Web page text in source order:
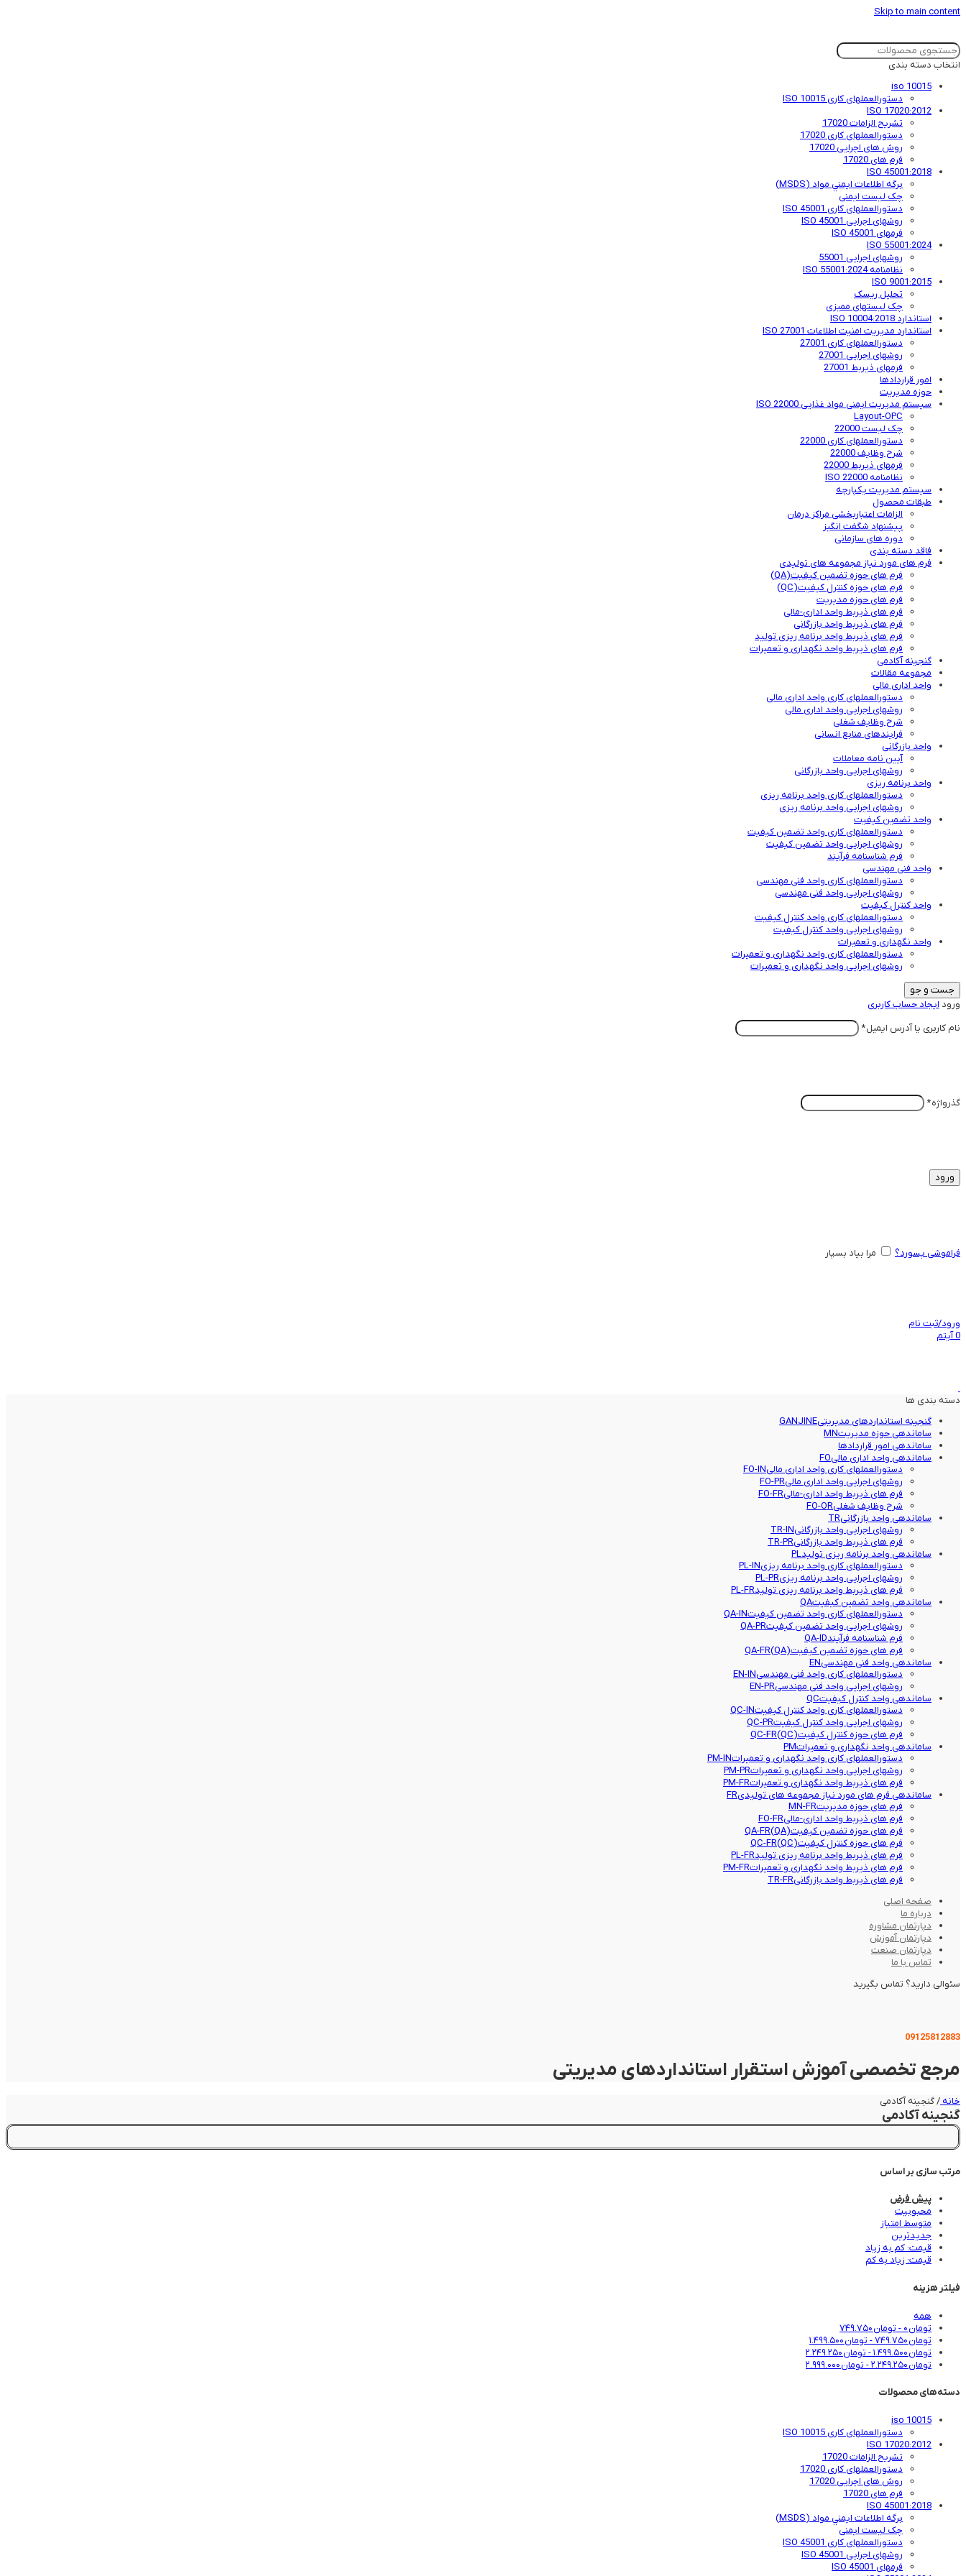
Skip to main content
انتخاب دسته بندی
iso 10015
دستورالعملهای کاری ISO 10015
ISO 17020:2012
تشریح الزامات 17020
دستورالعملهای کاری 17020
روش های اجرایی 17020
فرم های 17020
ISO 45001:2018
برگه اطلاعات ايمني مواد (MSDS)
چک لیست ایمنی
دستورالعملهای کاری ISO 45001
روشهای اجرایی ISO 45001
فرمهای ISO 45001
ISO 55001:2024
روشهای اجرایی 55001
نظامنامه ISO 55001:2024
ISO 9001:2015
تحلیل ریسک
چک لیستهای ممیزی
استاندارد ISO 10004:2018
استاندارد مدیریت امنیت اطلاعات ISO 27001
دستورالعملهای کاری 27001
روشهای اجرایی 27001
فرمهای ذیربط 27001
امور قراردادها
حوزه مدیریت
سیستم مدیریت ایمنی مواد غذایی ISO 22000
Layout-OPC
چک لیست 22000
دستورالعملهای کاری 22000
شرح وظایف 22000
فرمهای ذیربط 22000
نظامنامه ISO 22000
سیستم مدیریت یکپارچه
طبقات محصول
الزامات اعتباربخشی مراکز درمان
پیشنهاد شگفت انگیز
دوره های سازمانی
فاقد دسته بندی
فرم های مورد نیاز مجموعه های تولیدی
فرم های حوزه تضمین کیفیت(QA)
فرم های حوزه کنترل کیفیت(QC)
فرم های حوزه مدیریت
فرم های ذیربط واحد اداری-مالی
فرم های ذیربط واحد بازرگانی
فرم های ذیربط واحد برنامه ریزی تولید
فرم های ذیربط واحد نگهداری و تعمیرات
گنجینه آکادمی
مجموعه مقالات
واحد اداری مالی
دستورالعملهای کاری واحد اداری مالی
روشهای اجرایی واحد اداری مالی
شرح وظایف شغلی
فرایندهای منابع انسانی
واحد بازرگانی
آیین نامه معاملات
روشهای اجرایی واحد بازرگانی
واحد برنامه ریزی
دستورالعملهای کاری واحد برنامه ریزی
روشهای اجرایی واحد برنامه ریزی
واحد تضمین کیفیت
دستورالعملهای کاری واحد تضمین کیفیت
روشهای اجرایی واحد تضمین کیفیت
فرم شناسنامه فرآیند
واحد فنی مهندسی
دستورالعملهای کاری واحد فنی مهندسی
روشهای اجرایی واحد فنی مهندسی
واحد کنترل کیفیت
دستورالعملهای کاری واحد کنترل کیفیت
روشهای اجرایی واحد کنترل کیفیت
واحد نگهداری و تعمیرات
دستورالعملهای کاری واحد نگهداری و تعمیرات
روشهای اجرایی واحد نگهداری و تعمیرات
جست و جو
ورود ایجاد حساب کاربری
نام کاربری یا آدرس ایمیل*الزامی
گذرواژه*الزامی
ورود
فراموشی پسورد؟ مرا بیاد بسپار
ورود/ثبت نام
0آیتم
دسته بندی ها
گنجینه استانداردهای مدیریتیGANJINE
ساماندهی حوزه مدیریتMN
ساماندهی امور قراردادها
ساماندهی واحد اداری مالیFO
دستورالعملهای کاری واحد اداری مالیFO-IN
روشهای اجرایی واحد اداری مالیFO-PR
فرم های ذیربط واحد اداری-مالیFO-FR
شرح وظایف شغلیFO-OR
ساماندهی واحد بازرگانیTR
روشهای اجرایی واحد بازرگانیTR-IN
فرم های ذیربط واحد بازرگانیTR-PR
ساماندهی واحد برنامه ریزی تولیدPL
دستورالعملهای کاری واحد برنامه ریزیPL-IN
روشهای اجرایی واحد برنامه ریزیPL-PR
فرم های ذیربط واحد برنامه ریزی تولیدPL-FR
ساماندهی واحد تضمین کیفیتQA
دستورالعملهای کاری واحد تضمین کیفیتQA-IN
روشهای اجرایی واحد تضمین کیفیتQA-PR
فرم شناسنامه فرآیندQA-ID
فرم های حوزه تضمین کیفیت(QA)
QA-FR
ساماندهی واحد فنی مهندسیEN
دستورالعملهای کاری واحد فنی مهندسیEN-IN
روشهای اجرایی واحد فنی مهندسیEN-PR
ساماندهی واحد کنترل کیفیتQC
دستورالعملهای کاری واحد کنترل کیفیتQC-IN
روشهای اجرایی واحد کنترل کیفیتQC-PR
فرم های حوزه کنترل کیفیت(QC)
QC-FR
ساماندهی واحد نگهداری و تعمیراتPM
دستورالعملهای کاری واحد نگهداری و تعمیراتPM-IN
روشهای اجرایی واحد نگهداری و تعمیراتPM-PR
فرم های ذیربط واحد نگهداری و تعمیراتPM-FR
ساماندهی فرم های مورد نیاز مجموعه های تولیدیFR
فرم های حوزه مدیریتMN-FR
فرم های ذیربط واحد اداری-مالیFO-FR
فرم های حوزه تضمین کیفیت(QA)
QA-FR
فرم های حوزه کنترل کیفیت(QC)
QC-FR
فرم های ذیربط واحد برنامه ریزی تولیدPL-FR
فرم های ذیربط واحد نگهداری و تعمیراتPM-FR
فرم های ذیربط واحد بازرگانیTR-FR
صفحه اصلی
درباره ما
دپارتمان مشاوره
دپارتمان آموزش
دپارتمان صنعت
تماس با ما
سئوالی دارید؟ تماس بگیرید
09125812883
مرجع تخصصی آموزش استقرار استانداردهای مدیریتی
خانه /گنجینه آکادمی
گنجینه آکادمی
مرتب سازی بر اساس
پیش فرض
محبوبیت
متوسط امتیاز
جدیدترین
قیمت: کم به زیاد
قیمت: زیاد به کم
فیلتر هزینه
همه
تومان
- تومان
تومان
- تومان
تومان
- تومان
تومان
- تومان
دسته‌های محصولات
iso 10015
دستورالعملهای کاری ISO 10015
ISO 17020:2012
تشریح الزامات 17020
دستورالعملهای کاری 17020
روش های اجرایی 17020
فرم های 17020
ISO 45001:2018
برگه اطلاعات ايمني مواد (MSDS)
چک لیست ایمنی
دستورالعملهای کاری ISO 45001
روشهای اجرایی ISO 45001
فرمهای ISO 45001